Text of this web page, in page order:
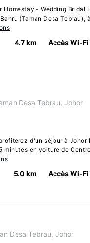
Homestay - Wedding Bridal
(Taman Desa Tebrau),
4.7 km Accès Wi-
Desa Tebrau, Johor
d'un séjour à Johor
minutes en voiture de Centre
5.0 km Accès Wi-
Desa Tebrau, Johor